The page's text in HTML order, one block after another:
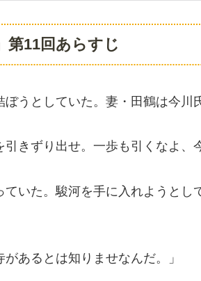
第11回あらすじ
うとしていた。妻・田鶴は今川
引きずり出せ。一歩も引くなよ、
いた。駿河を手に入れようとし
があるとは知りませなんだ。」